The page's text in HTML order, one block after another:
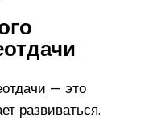
— это
развиваться.